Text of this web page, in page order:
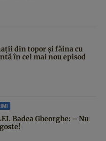
din topor și făina cu
în cel mai nou episod
Badea Gheorghe: – Nu